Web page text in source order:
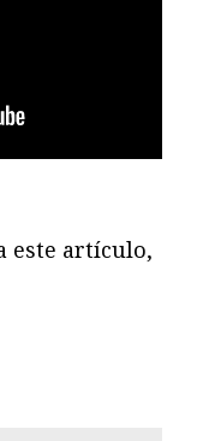
este artículo,